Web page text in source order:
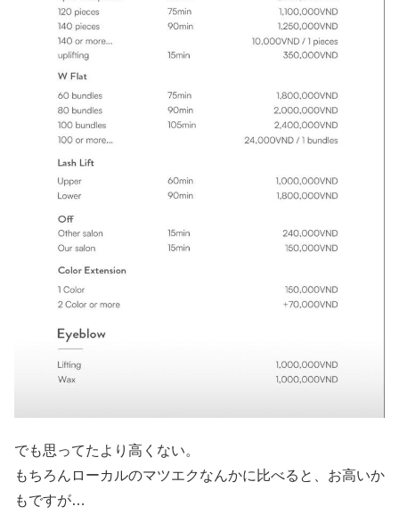
でも思ってたより高くない。
もちろんローカルのマツエクなんかに比べると、お高いか
もですが…